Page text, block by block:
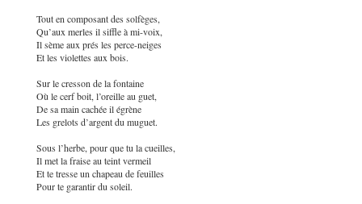
Tout en composant des solfèges,
Qu’aux merles il siffle à mi-voix,
Il sème aux prés les perce-neiges
Et les violettes aux bois.
Sur le cresson de la fontaine
Où le cerf boit, l’oreille au guet,
De sa main cachée il égrène
Les grelots d’argent du muguet.
Sous l’herbe, pour que tu la cueilles,
Il met la fraise au teint vermeil
Et te tresse un chapeau de feuilles
Pour te garantir du soleil.